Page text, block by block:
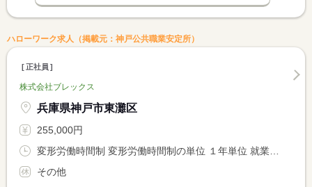
ハローワーク求人（掲載元：神戸公共職業安定所）
正社員
株式会社ブレックス
兵庫県神戸市東灘区
255,000円
その他